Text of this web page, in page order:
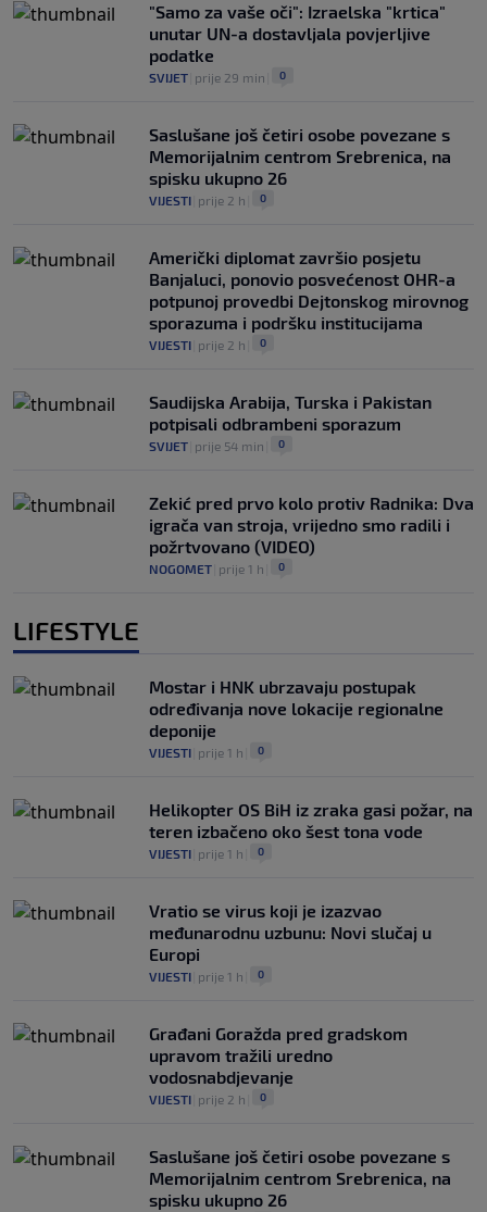
"Samo za vaše oči": Izraelska "krtica"
unutar UN-a dostavljala povjerljive
podatke
SVIJET prije 29 min 0
Saslušane još četiri osobe povezane s
Memorijalnim centrom Srebrenica, na
spisku ukupno 26
VIJESTI prije 2 h 0
Američki diplomat završio posjetu
Banjaluci, ponovio posvećenost OHR-a
potpunoj provedbi Dejtonskog mirovnog
sporazuma i podršku institucijama
VIJESTI prije 2 h 0
Saudijska Arabija, Turska i Pakistan
potpisali odbrambeni sporazum
SVIJET prije 54 min 0
Zekić pred prvo kolo protiv Radnika: Dva
igrača van stroja, vrijedno smo radili i
požrtvovano (VIDEO)
NOGOMET prije 1 h 0
LIFESTYLE
Mostar i HNK ubrzavaju postupak
određivanja nove lokacije regionalne
deponije
VIJESTI prije 1 h 0
Helikopter OS BiH iz zraka gasi požar, na
teren izbačeno oko šest tona vode
VIJESTI prije 1 h 0
Vratio se virus koji je izazvao
međunarodnu uzbunu: Novi slučaj u
Europi
VIJESTI prije 1 h 0
Građani Goražda pred gradskom
upravom tražili uredno
vodosnabdjevanje
VIJESTI prije 2 h 0
Saslušane još četiri osobe povezane s
Memorijalnim centrom Srebrenica, na
spisku ukupno 26